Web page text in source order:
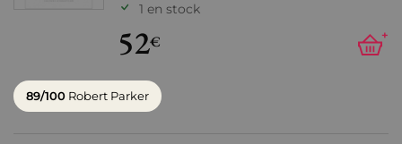
1 en stock
52€ +
89/100 Robert Parker